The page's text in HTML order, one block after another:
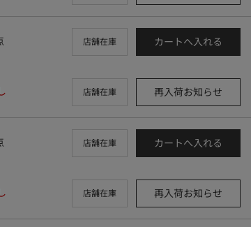
店舗在庫 カートへ入れる
店舗在庫 再入荷お知らせ
店舗在庫 カートへ入れる
店舗在庫 再入荷お知らせ